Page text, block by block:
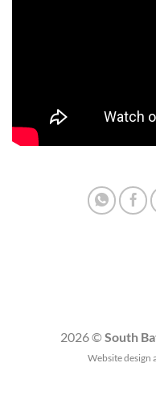
2026 ©South
Website design